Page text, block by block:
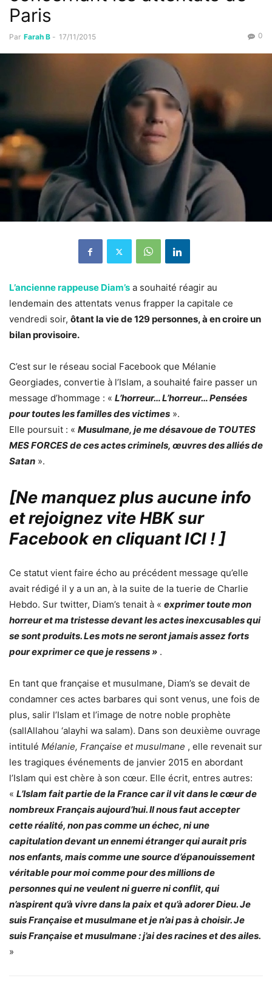
Paris
Par Farah B - 17/11/2015 0
L’ancienne rappeuse Diam’s a souhaité réagir au
lendemain des attentats venus frapper la capitale ce
vendredi soir, ôtant la vie de 129 personnes, à en croire un
bilan provisoire.
C’est sur le réseau social Facebook que Mélanie
Georgiades, convertie à l’Islam, a souhaité faire passer un
message d’hommage : « L’horreur… L’horreur… Pensées
pour toutes les familles des victimes ».
Elle poursuit : « Musulmane, je me désavoue de TOUTES
MES FORCES de ces actes criminels, œuvres des alliés de
Satan ».
[Ne manquez plus aucune info
et rejoignez vite HBK sur
Facebook en cliquant ICI !]
Ce statut vient faire écho au précédent message qu’elle
avait rédigé il y a un an, à la suite de la tuerie de Charlie
Hebdo. Sur twitter, Diam’s tenait à « exprimer toute mon
horreur et ma tristesse devant les actes inexcusables qui
se sont produits. Les mots ne seront jamais assez forts
pour exprimer ce que je ressens » .
En tant que française et musulmane, Diam’s se devait de
condamner ces actes barbares qui sont venus, une fois de
plus, salir l’Islam et l’image de notre noble prophète
(sallAllahou ‘alayhi wa salam). Dans son deuxième ouvrage
intitulé Mélanie, Française et musulmane , elle revenait sur
les tragiques événements de janvier 2015 en abordant
l’Islam qui est chère à son cœur. Elle écrit, entres autres:
« L’Islam fait partie de la France car il vit dans le cœur de
nombreux Français aujourd’hui. Il nous faut accepter
cette réalité, non pas comme un échec, ni une
capitulation devant un ennemi étranger qui aurait pris
nos enfants, mais comme une source d’épanouissement
véritable pour moi comme pour des millions de
personnes qui ne veulent ni guerre ni conflit, qui
n’aspirent qu’à vivre dans la paix et qu’à adorer Dieu. Je
suis Française et musulmane et je n’ai pas à choisir. Je
suis Française et musulmane : j’ai des racines et des ailes.
»